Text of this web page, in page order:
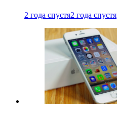
2 года спустя2 года спустя